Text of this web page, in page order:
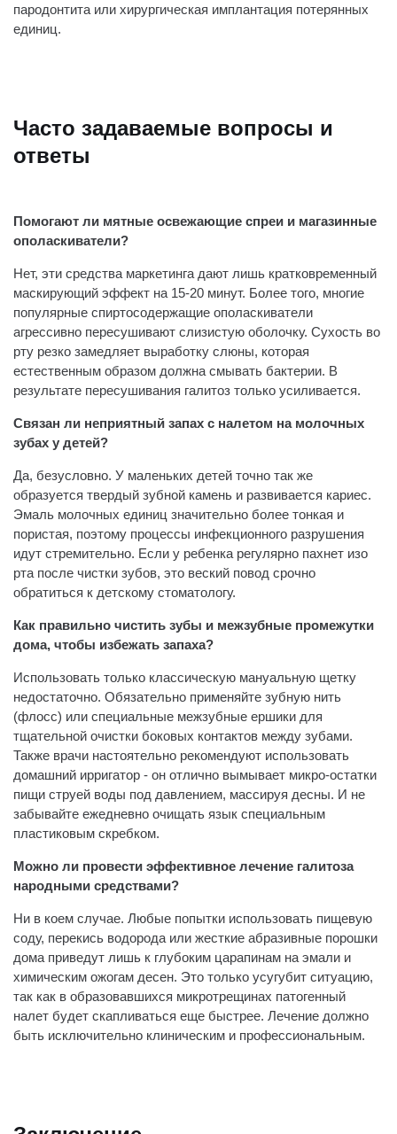
пародонтита или хирургическая имплантация потерянных
единиц.
Часто задаваемые вопросы и
ответы
Помогают ли мятные освежающие спреи и магазинные
ополаскиватели?
Нет, эти средства маркетинга дают лишь кратковременный
маскирующий эффект на 15-20 минут. Более того, многие
популярные спиртосодержащие ополаскиватели
агрессивно пересушивают слизистую оболочку. Сухость во
рту резко замедляет выработку слюны, которая
естественным образом должна смывать бактерии. В
результате пересушивания галитоз только усиливается.
Связан ли неприятный запах с налетом на молочных
зубах у детей?
Да, безусловно. У маленьких детей точно так же
образуется твердый зубной камень и развивается кариес.
Эмаль молочных единиц значительно более тонкая и
пористая, поэтому процессы инфекционного разрушения
идут стремительно. Если у ребенка регулярно пахнет изо
рта после чистки зубов, это веский повод срочно
обратиться к детскому стоматологу.
Как правильно чистить зубы и межзубные промежутки
дома, чтобы избежать запаха?
Использовать только классическую мануальную щетку
недостаточно. Обязательно применяйте зубную нить
(флосс) или специальные межзубные ершики для
тщательной очистки боковых контактов между зубами.
Также врачи настоятельно рекомендуют использовать
домашний ирригатор - он отлично вымывает микро-остатки
пищи струей воды под давлением, массируя десны. И не
забывайте ежедневно очищать язык специальным
пластиковым скребком.
Можно ли провести эффективное лечение галитоза
народными средствами?
Ни в коем случае. Любые попытки использовать пищевую
соду, перекись водорода или жесткие абразивные порошки
дома приведут лишь к глубоким царапинам на эмали и
химическим ожогам десен. Это только усугубит ситуацию,
так как в образовавшихся микротрещинах патогенный
налет будет скапливаться еще быстрее. Лечение должно
быть исключительно клиническим и профессиональным.